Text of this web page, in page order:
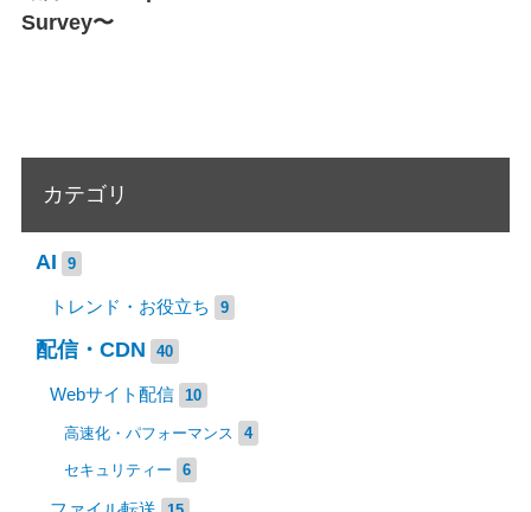
Survey〜
カテゴリ
AI 9
トレンド・お役立ち 9
配信・CDN 40
Webサイト配信 10
高速化・パフォーマンス 4
セキュリティー 6